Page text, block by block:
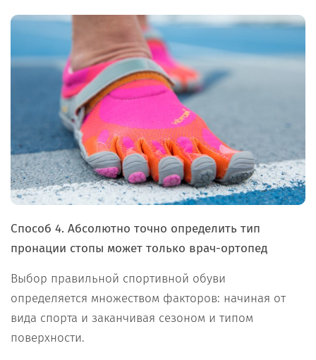
Способ 4. Абсолютно точно определить тип
пронации стопы может только врач-ортопед
Выбор правильной спортивной обуви
определяется множеством факторов: начиная от
вида спорта и заканчивая сезоном и типом
поверхности.